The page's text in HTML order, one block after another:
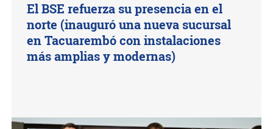
El BSE refuerza su presencia en el
norte (inauguró una nueva sucursal
en Tacuarembó con instalaciones
más amplias y modernas)